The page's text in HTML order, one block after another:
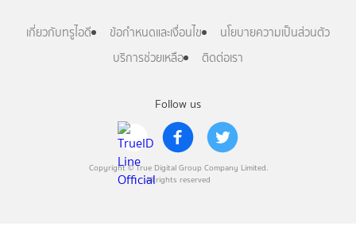
Follow us
Copyright © True Digital Group Company Limited.
All rights reserved
เกี่ยวกับทรูไอดี ข้อกำหนดและเงื่อนไข
นโยบายความเป็นส่วนตัว
บริการช่วยเหลือ
ติดต่อเรา